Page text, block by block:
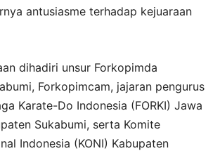
antusiasme terhadap kejuaraan
dihadiri unsur Forkopimda
Forkopimcam, jajaran pengurus
Karate-Do Indonesia (FORKI) Jawa
Sukabumi, serta Komite
Indonesia (KONI) Kabupaten